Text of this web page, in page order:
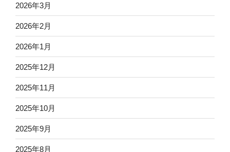
2026年3月
2026年2月
2026年1月
2025年12月
2025年11月
2025年10月
2025年9月
2025年8月